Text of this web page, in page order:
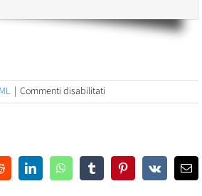
| Commenti disabilitati
Genioso
Compatibile
LinkedInWhatsAppTumblrPinterest
Vk